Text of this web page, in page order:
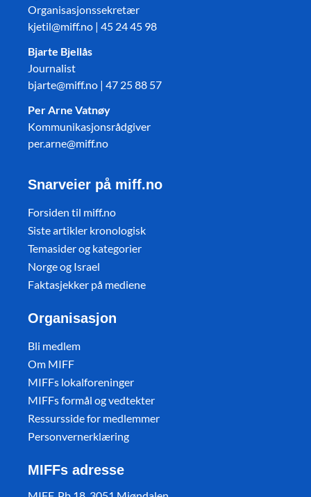
Organisasjonssekretær
kjetil@miff.no | 45 24 45 98
Bjarte Bjellås
Journalist
bjarte@miff.no | 47 25 88 57
Per Arne Vatnøy
Kommunikasjonsrådgiver
per.arne@miff.no
Snarveier på miff.no
Forsiden til miff.no
Siste artikler kronologisk
Temasider og kategorier
Norge og Israel
Faktasjekker på mediene
Organisasjon
Bli medlem
Om MIFF
MIFFs lokalforeninger
MIFFs formål og vedtekter
Ressursside for medlemmer
Personvernerklæring
MIFFs adresse